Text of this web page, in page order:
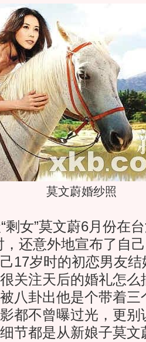
莫文蔚婚纱照
女”莫文蔚6月份在台
，还意外地宣布了自
17岁时的初恋男友
关注天后的婚礼怎
八卦出他是个带着三
都不曾曝过光，更别
节都是从新娘子莫